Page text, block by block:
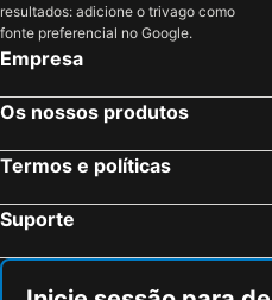
resultados: adicione o trivago como
fonte preferencial no Google.
Empresa
Os nossos produtos
Termos e políticas
Suporte